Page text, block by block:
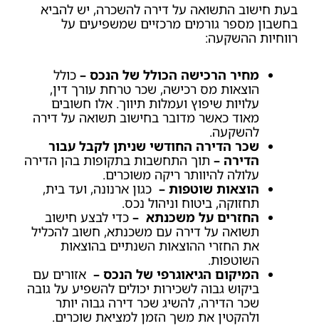
בעת חישוב התשואה על דירה להשכרה, יש להביא
בחשבון מספר גורמים מרכזיים שמשפיעים על
רווחיות ההשקעה:
מחיר הרכישה הכולל של הנכס – כולל
הוצאות מס רכישה, שכר טרחת עורך דין,
עלויות שיפוץ ועמלות תיווך. אלו חשובים
מאוד כאשר מדובר בחישוב תשואה על דירה
להשקעה.
שכר הדירה החודשי שניתן לקבל עבור
הדירה – תוך התחשבות בתקופות בהן הדירה
עלולה להיוותר ריקה משוכרים.
הוצאות שוטפות – כגון ארנונה, ועד בית,
תחזוקה, ביטוח וניהול נכס.
החזרים על משכנתא – כדי לבצע חישוב
תשואה על דירה עם משכנתא, חשוב להכליל
את החזרי ההוצאות השנתיים בהוצאות
השוטפות.
המיקום הגיאוגרפי של הנכס – אזורים עם
ביקוש גבוה לשכירות יכולים להשפיע על גובה
שכר הדירה, להשיג שכר דירה גבוה יותר
ולהקטין את משך הזמן למציאת שוכרים.